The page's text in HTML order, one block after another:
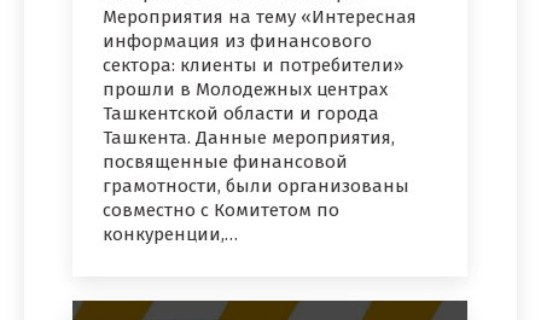
Мероприятия на тему «Интересная
информация из финансового
сектора: клиенты и потребители»
прошли в Молодежных центрах
Ташкентской области и города
Ташкента. Данные мероприятия,
посвященные финансовой
грамотности, были организованы
совместно с Комитетом по
конкуренции,…